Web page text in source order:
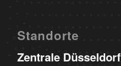
Standorte
Zentrale Düsseldorf